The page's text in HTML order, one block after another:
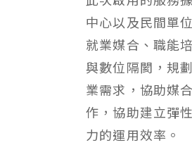
中心以及民間單
就業媒合、職能
與數位隔閡，規
業需求，協助媒
作，協助建立彈
力的運用效率。